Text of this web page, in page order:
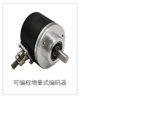
可编程增量式编码器